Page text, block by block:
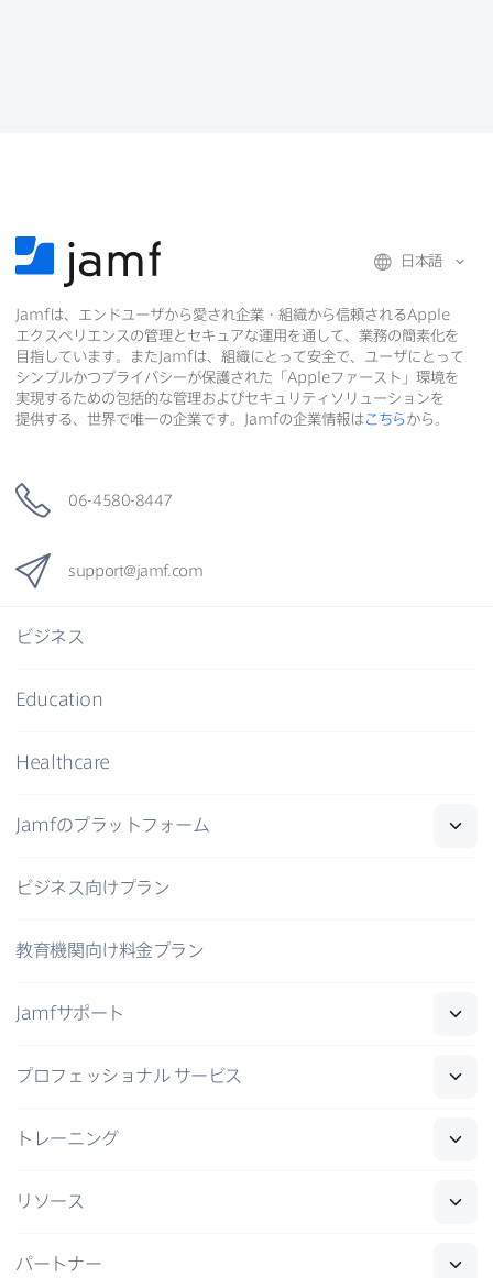
日本語
Jamfは、​エンドユーザから​愛され企業・組織から​信頼されるApple
エクスペリエンスの​管理と​セキュアな​運用を​通して、​業務の​簡素化を​
目指しています。​またJamfは、​組織に​とって​安全で、​ユーザに​とって​
シンプルかつプライバシーが​保護された​「Appleファースト」環境を​
実現する​ための​包括的な​管理および​セキュリティソリューションを​
提供する、​世界で​唯一の​企業です。 Jamfの​企業情報はこちらから。
06-4580-8447
support@jamf. com
ビジネス
Education
Healthcare
Jamfの​プラットフォーム
ビジネス向けプラン
教育機関向け料金プラン
Jamfサポート
プロフェッショナル サービス
トレーニング
リソース
パートナー